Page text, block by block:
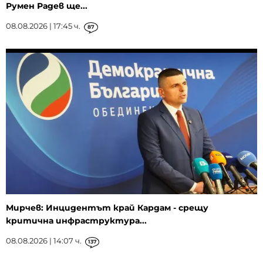
Румен Радев ще...
08.08.2026 | 17:45 ч. 87
Мирчев: Инцидентът край Кардам - срещу
критична инфраструктура...
08.08.2026 | 14:07 ч. 137